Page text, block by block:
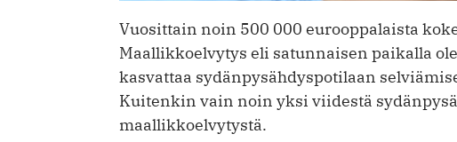
Vuosittain noin 500 000 eurooppalaista
Maallikkoelvytys eli satunnaisen paikalla
kasvattaa sydänpysähdyspotilaan
Kuitenkin vain noin yksi viidestä
maallikkoelvytystä.